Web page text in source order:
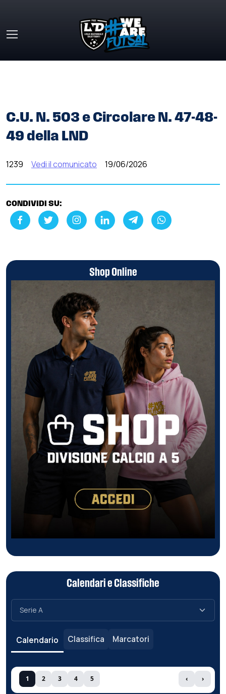
C.U. N. 503 e Circolare N. 47-48-
49 della LND
1239 Vedi il comunicato 19/06/2026
CONDIVIDI SU:
Shop Online
Calendari e Classifiche
Calendario Classifica Marcatori
1 2 3 4 5 ‹ ›